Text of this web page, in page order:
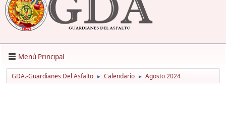
Menú Principal
GDA.-Guardianes Del Asfalto ► Calendario ► Agosto 2024